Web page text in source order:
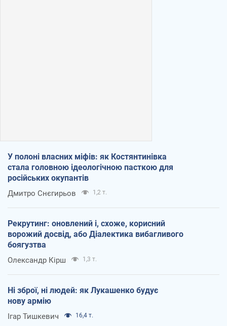
У полоні власних міфів: як Костянтинівка
стала головною ідеологічною пасткою для
російських окупантів
Дмитро Снєгирьов 1,2 т.
Рекрутинг: оновлений і, схоже, корисний
ворожий досвід, або Діалектика вибагливого
боягузтва
Олександр Кірш 1,3 т.
Ні зброї, ні людей: як Лукашенко будує
нову армію
Ігар Тишкевич 16,4 т.